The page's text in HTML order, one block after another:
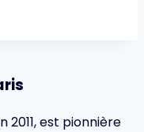
2011, est pionnière